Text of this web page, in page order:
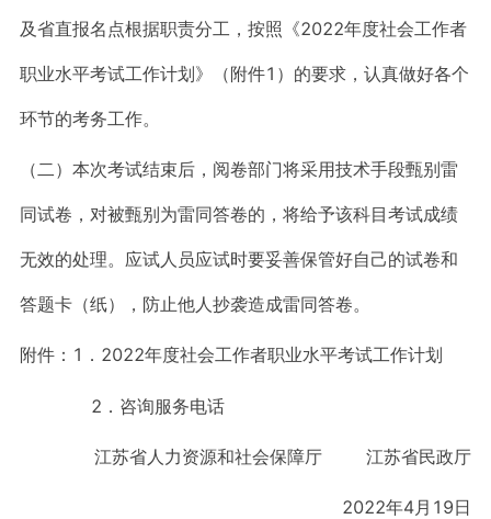
及省直报名点根据职责分工，按照《2022年度社会工作者
职业水平考试工作计划》（附件1）的要求，认真做好各个
环节的考务工作。
（二）本次考试结束后，阅卷部门将采用技术手段甄别雷
同试卷，对被甄别为雷同答卷的，将给予该科目考试成绩
无效的处理。应试人员应试时要妥善保管好自己的试卷和
答题卡（纸），防止他人抄袭造成雷同答卷。
附件： 1． 2022年度社会工作者职业水平考试工作计划
2．咨询服务电话
江苏省人力资源和社会保障厅 江苏省民政厅
2022年4月19日